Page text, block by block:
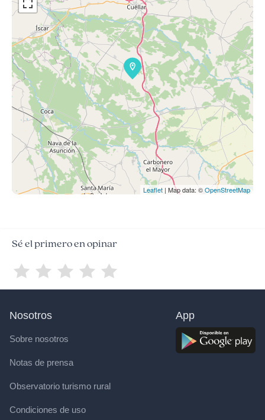
Leaflet | Map data: ©OpenStreetMap
Sé el primero en opinar
Nosotros
Sobre nosotros
Notas de prensa
Observatorio turismo rural
Condiciones de uso
App